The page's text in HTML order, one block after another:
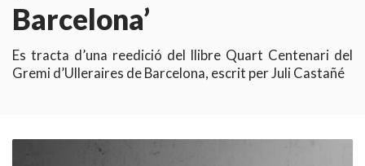
Barcelona’
Es tracta d’una reedició del llibre Quart Centenari del
Gremi d’Ulleraires de Barcelona, escrit per Juli Castañé